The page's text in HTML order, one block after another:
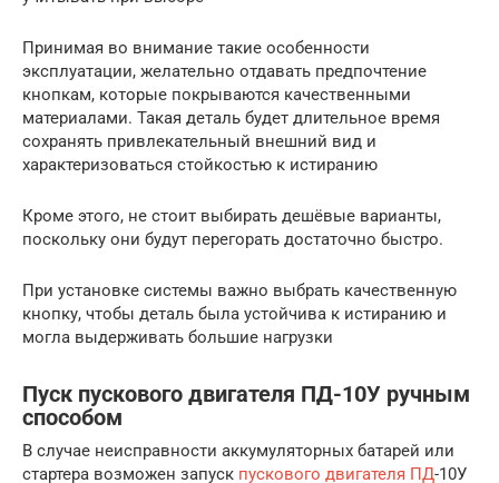
Принимая во внимание такие особенности
эксплуатации, желательно отдавать предпочтение
кнопкам, которые покрываются качественными
материалами. Такая деталь будет длительное время
сохранять привлекательный внешний вид и
характеризоваться стойкостью к истиранию
Кроме этого, не стоит выбирать дешёвые варианты,
поскольку они будут перегорать достаточно быстро.
При установке системы важно выбрать качественную
кнопку, чтобы деталь была устойчива к истиранию и
могла выдерживать большие нагрузки
Пуск пускового двигателя ПД-10У ручным
способом
В случае неисправности аккумуляторных батарей или
стартера возможен запуск пускового двигателя ПД-10У